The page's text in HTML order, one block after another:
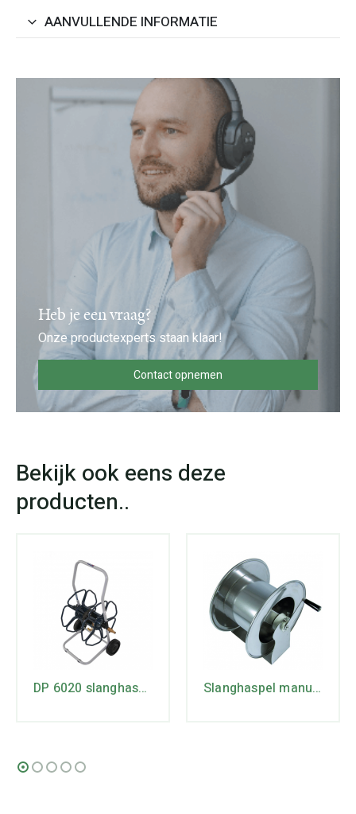
AANVULLENDE INFORMATIE
Heb je een vraag?
Onze productexperts staan klaar!
Contact opnemen
DP 6020 slanghaspelwagen Slanghaspel manueel tot 20m 3/4 staal